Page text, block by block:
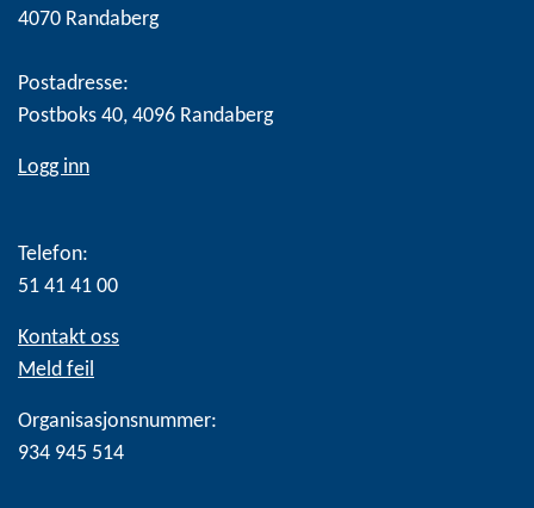
4070 Randaberg
Postadresse:
Postboks 40, 4096 Randaberg
Logg inn
Telefon:
51 41 41 00
Kontakt oss
Meld feil
Organisasjonsnummer:
934 945 514